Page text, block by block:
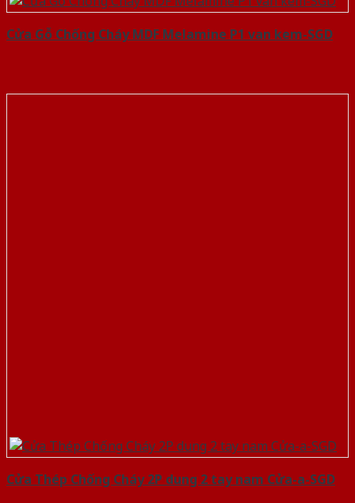
Cửa Gỗ Chống Cháy MDF Melamine P1 van kem-SGD
Cửa Thép Chống Cháy 2P dung 2 tay nam Cửa-a-SGD